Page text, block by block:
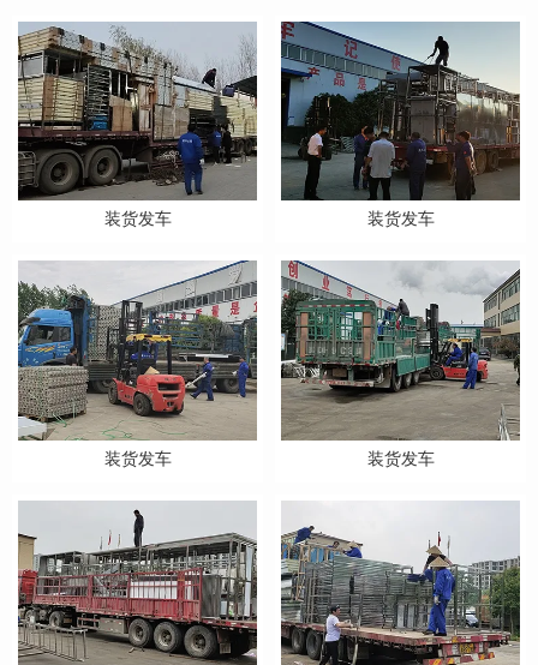
装货发车 装货发车
装货发车 装货发车